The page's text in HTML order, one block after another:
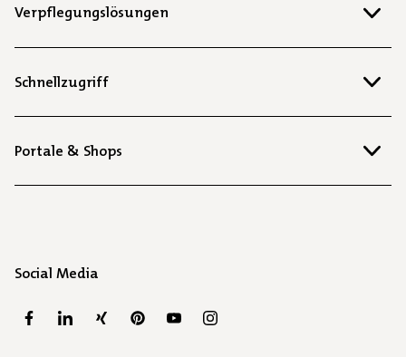
Verpflegungslösungen
Schnellzugriff
Portale & Shops
Social Media